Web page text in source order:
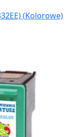
(Kolorowe)